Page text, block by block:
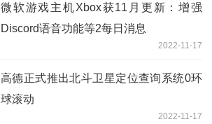
微软游戏主机Xbox获11月更新：增强
Discord语音功能等2每日消息
2022-11-17
高德正式推出北斗卫星定位查询系统0环
球滚动
2022-11-17